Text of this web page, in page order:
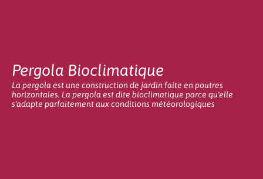
Pergola Bioclimatique
La pergola est une construction de jardin faite en poutres
horizontales. La pergola est dite bioclimatique parce qu'elle
s'adapte parfaitement aux conditions météorologiques